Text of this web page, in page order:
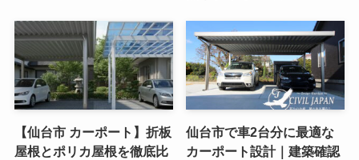
【仙台市 カーポート】折板
屋根とポリカ屋根を徹底比
仙台市で車2台分に最適な
カーポート設計｜建築確認